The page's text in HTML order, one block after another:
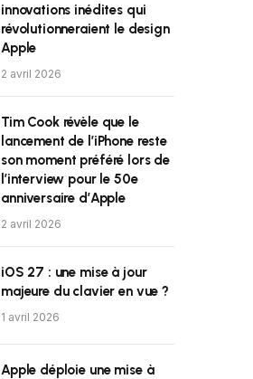
innovations inédites qui
révolutionneraient le design
Apple
2 avril 2026
Tim Cook révèle que le
lancement de l’iPhone reste
son moment préféré lors de
l’interview pour le 50e
anniversaire d’Apple
2 avril 2026
iOS 27 : une mise à jour
majeure du clavier en vue ?
1 avril 2026
Apple déploie une mise à